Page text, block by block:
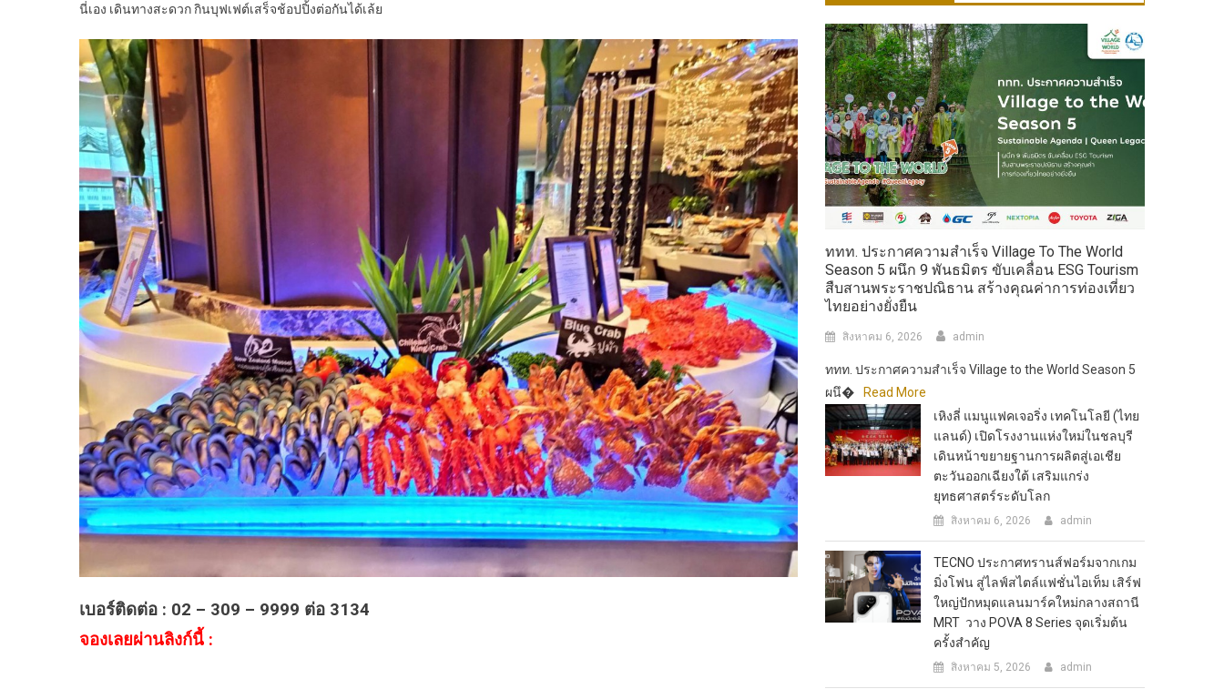
นี่เอง เดินทางสะดวก กินบุฟเฟต์เสร็จช้อปปิ้งต่อกันได้เล้ย
เบอร์ติดต่อ : ​​02 – 309 – 9999 ต่อ 3134
จองเลยผ่านลิงก์นี้ : ​​
ททท. ประกาศความสำเร็จ Village To The World
Season 5 ผนึก 9 พันธมิตร ขับเคลื่อน ESG Tourism
สืบสานพระราชปณิธาน สร้างคุณค่าการท่องเที่ยว
ไทยอย่างยั่งยืน
สิงหาคม 6, 2026 admin
ททท. ประกาศความสำเร็จ Village to the World Season 5
ผนึ�
Read More
เหิงลี่ แมนูแฟคเจอริ่ง เทคโนโลยี (ไทย
แลนด์) เปิดโรงงานแห่งใหม่ในชลบุรี
เดินหน้าขยายฐานการผลิตสู่เอเชีย
ตะวันออกเฉียงใต้ เสริมแกร่ง
ยุทธศาสตร์ระดับโลก
สิงหาคม 6, 2026 admin
TECNO ประกาศทรานส์ฟอร์มจากเกม
มิ่งโฟน สู่ไลฟ์สไตล์แฟชั่นไอเท็ม เสิร์ฟ
ใหญ่ปักหมุดแลนมาร์คใหม่กลางสถานี
MRT วาง POVA 8 Series จุดเริ่มต้น
ครั้งสำคัญ
สิงหาคม 5, 2026 admin